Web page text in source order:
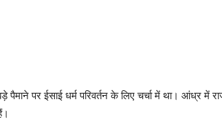
पर ईसाई धर्म परिवर्तन के लिए चर्चा में था। आंध्र में